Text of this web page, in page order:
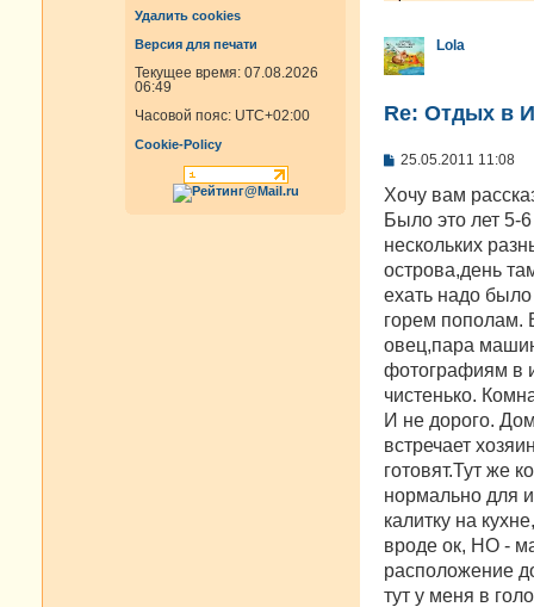
Удалить cookies
Версия для печати
Текущее время: 07.08.2026
06:49
Часовой пояс: UTC+02:00
Cookie-Policy
Lola
Re: Отдых в
С
о
щ
е
и
е
25.05.2011 11:08
Хочу вам
Было это лет 5-
нескольких
острова,день
ехать надо
горем пополам.
овец,пара
фотографиям в
чистенько.
И не дорого.
встречает
готовят.Тут же
нормально для
калитку на
вроде ок, НО -
расположение
тут у меня в